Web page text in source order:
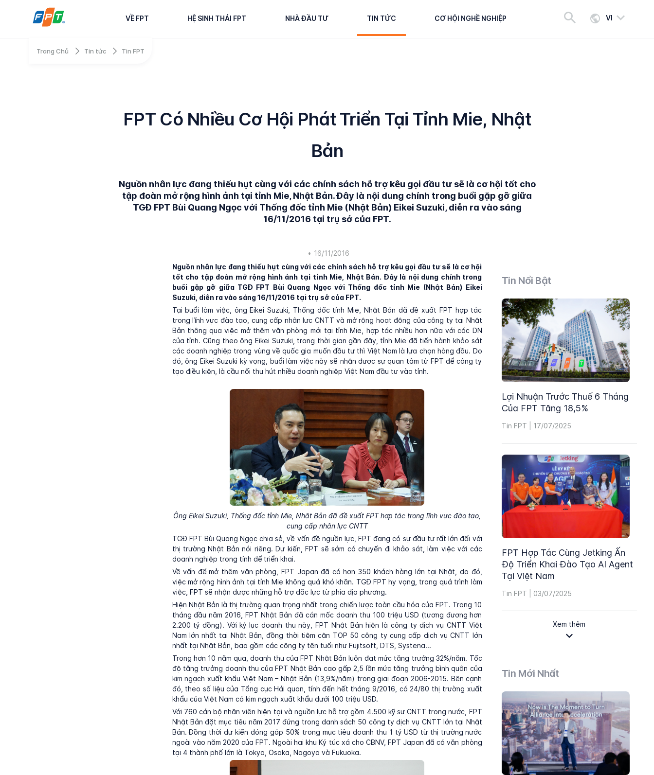
VỀ FPT HỆ SINH THÁI FPT NHÀ ĐẦU TƯ TIN TỨC CƠ HỘI NGHỀ NGHIỆP VI
Trang Chủ Tin tức Tin FPT
FPT Có Nhiều Cơ Hội Phát Triển Tại Tỉnh Mie, Nhật
Bản
Nguồn nhân lực đang thiếu hụt cùng với các chính sách hỗ trợ kêu gọi đầu tư sẽ là cơ hội tốt cho
tập đoàn mở rộng hình ảnh tại tỉnh Mie, Nhật Bản. Đây là nội dung chính trong buổi gặp gỡ giữa
TGĐ FPT Bùi Quang Ngọc với Thống đốc tỉnh Mie (Nhật Bản) Eikei Suzuki, diễn ra vào sáng
16/11/2016 tại trụ sở của FPT.
• 16/11/2016
Nguồn nhân lực đang thiếu hụt cùng với các chính sách hỗ trợ kêu gọi đầu tư sẽ là cơ hội
tốt cho tập đoàn mở rộng hình ảnh tại tỉnh Mie, Nhật Bản. Đây là nội dung chính trong
buổi gặp gỡ giữa TGĐ FPT Bùi Quang Ngọc với Thống đốc tỉnh Mie (Nhật Bản) Eikei
Suzuki, diễn ra vào sáng 16/11/2016 tại trụ sở của FPT.
Tại buổi làm việc, ông Eikei Suzuki, Thống đốc tỉnh Mie, Nhật Bản đã đề xuất FPT hợp tác
trong lĩnh vực đào tạo, cung cấp nhân lực CNTT và mở rộng hoạt động của công ty tại Nhật
Bản thông qua việc mở thêm văn phòng mới tại tỉnh Mie, hợp tác nhiều hơn nữa với các DN
của tỉnh. Cũng theo ông Eikei Suzuki, trong thời gian gần đây, tỉnh Mie đã tiến hành khảo sát
các doanh nghiệp trong vùng về quốc gia muốn đầu tư thì Việt Nam là lựa chọn hàng đầu. Do
đó, ông Eikei Suzuki kỳ vọng, buổi làm việc này sẽ nhận được sự quan tâm từ FPT để công ty
tạo điều kiện, là cầu nối thu hút nhiều doanh nghiệp Việt Nam đầu tư vào tỉnh.
Ông Eikei Suzuki, Thống đốc tỉnh Mie, Nhật Bản đã đề xuất FPT hợp tác trong lĩnh vực đào tạo,
cung cấp nhân lực CNTT
TGĐ FPT Bùi Quang Ngọc chia sẻ, về vấn đề nguồn lực, FPT đang có sự đầu tư rất lớn đối với
thị trường Nhật Bản nói riêng. Dự kiến, FPT sẽ sớm có chuyến đi khảo sát, làm việc với các
doanh nghiệp trong tỉnh để triển khai.
Về vấn để mở thêm văn phòng, FPT Japan đã có hơn 350 khách hàng lớn tại Nhật, do đó,
việc mở rộng hình ảnh tại tỉnh Mie không quá khó khăn. TGĐ FPT hy vọng, trong quá trình làm
việc, FPT sẽ nhận được những hỗ trợ đắc lực từ phía địa phương.
Hiện Nhật Bản là thị trường quan trọng nhất trong chiến lược toàn cầu hóa của FPT. Trong 10
tháng đầu năm 2016, FPT Nhật Bản đã cán mốc doanh thu 100 triệu USD (tương đương hơn
2.200 tỷ đồng). Với kỷ lục doanh thu này, FPT Nhật Bản hiện là công ty dịch vụ CNTT Việt
Nam lớn nhất tại Nhật Bản, đồng thời tiệm cận TOP 50 công ty cung cấp dịch vụ CNTT lớn
nhất tại Nhật Bản, bao gồm các công ty tên tuổi như Fujitsoft, DTS, Systena...
Trong hơn 10 năm qua, doanh thu của FPT Nhật Bản luôn đạt mức tăng trưởng 32%/năm. Tốc
độ tăng trưởng doanh thu của FPT Nhật Bản cao gấp 2,5 lần mức tăng trưởng bình quân của
kim ngạch xuất khẩu Việt Nam – Nhật Bản (13,9%/năm) trong giai đoạn 2006-2015. Bên cạnh
đó, theo số liệu của Tổng cục Hải quan, tính đến hết tháng 9/2016, có 24/80 thị trường xuất
khẩu của Việt Nam có kim ngạch xuất khẩu dưới 100 triệu USD.
Với 760 cán bộ nhân viên hiện tại và nguồn lực hỗ trợ gồm 4.500 kỹ sư CNTT trong nước, FPT
Nhật Bản đặt mục tiêu năm 2017 đứng trong danh sách 50 công ty dịch vụ CNTT lớn tại Nhật
Bản. Đồng thời dự kiến đóng góp 50% trong mục tiêu doanh thu 1 tỷ USD từ thị trường nước
ngoài vào năm 2020 của FPT. Ngoài hai khu Ký túc xá cho CBNV, FPT Japan đã có văn phòng
tại 4 thành phố lớn là Tokyo, Osaka, Nagoya và Fukuoka.
Tin Nổi Bật
Lợi Nhuận Trước Thuế 6 Tháng
Của FPT Tăng 18,5%
Tin FPT | 17/07/2025
FPT Hợp Tác Cùng Jetking Ấn
Độ Triển Khai Đào Tạo AI Agent
Tại Việt Nam
Tin FPT | 03/07/2025
Xem thêm
Tin Mới Nhất